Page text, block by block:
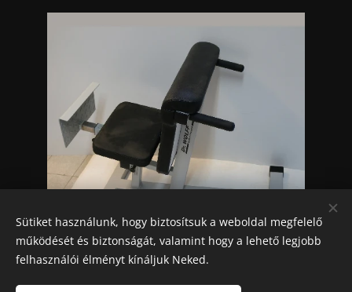
Sütiket használunk, hogy biztosítsuk a weboldal megfelelő
működését és biztonságát, valamint hogy a lehető legjobb
felhasználói élményt kínáljuk Neked.